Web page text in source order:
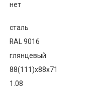
нет
сталь
RAL 9016
глянцевый
88(111)x88x71
1.08